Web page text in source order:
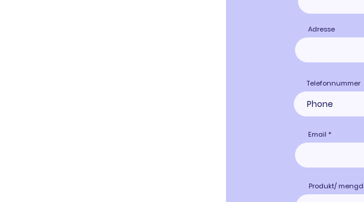
Adresse
Telefonnummer
Email
Produkt/